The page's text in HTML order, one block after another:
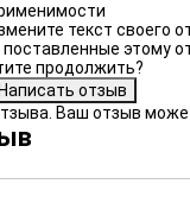
текст своего
этому
продолжить?
Ваш отзыв